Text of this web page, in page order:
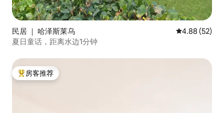
民居 ｜ 哈泽斯莱乌 平均评分
4.88 (52)
夏日童话，距离水边1分钟
热门「房客推荐」
房客推荐